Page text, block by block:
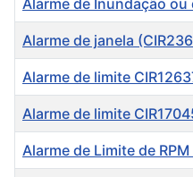
Alarme de Inundação ou
Alarme de janela
Alarme de limite
Alarme de limite
Alarme de Limite de